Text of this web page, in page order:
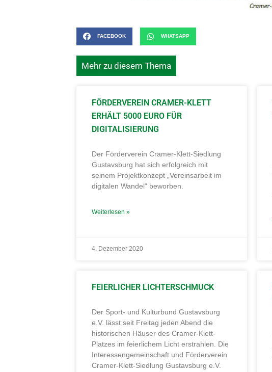
FACEBOOK WHATSAPP
Mehr zu diesem Thema
FÖRDERVEREIN CRAMER-KLETT
ERHÄLT 5000 EURO FÜR
DIGITALISIERUNG
Der Förderverein Cramer-Klett-Siedlung
Gustavsburg hat sich erfolgreich mit
seinem Projektkonzept „Vereinsarbeit im
digitalen Wandel“ beworben.
Weiterlesen »
4. Dezember 2020
FEIERLICHER LICHTERSCHMUCK
Der Sport- und Kulturbund Gustavsburg
e.V. lässt seit Freitag jeden Abend die
historischen Häuser des Cramer-Klett-
Platzes im feierlichem Licht erstrahlen. Die
Interessengemeinschaft und Förderverein
Cramer-Klett-Siedlung Gustavsburg e.V.